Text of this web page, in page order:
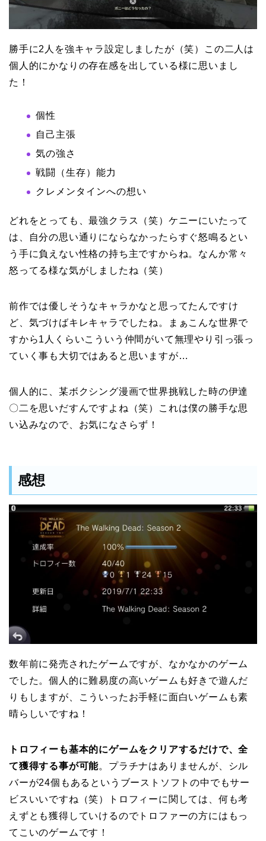
勝手に2人を強キャラ設定しましたが（笑）この二人は
個人的にかなりの存在感を出している様に思いまし
た！
個性
自己主張
気の強さ
戦闘（生存）能力
クレメンタインへの想い
どれをとっても、最強クラス（笑）ケニーにいたって
は、自分の思い通りにならなかったらすぐ怒鳴るとい
う手に負えない性格の持ち主ですからね。なんか常々
怒ってる様な気がしましたね（笑）
前作では優しそうなキャラかなと思ってたんですけ
ど、気づけばキレキャラでしたね。まぁこんな世界で
すから1人くらいこういう仲間がいて無理やり引っ張っ
ていく事も大切ではあると思いますが…
個人的に、某ボクシング漫画で世界挑戦した時の伊達
〇二を思いだすんですよね（笑）これは僕の勝手な思
い込みなので、お気になさらず！
感想
数年前に発売されたゲームですが、なかなかのゲーム
でした。個人的に難易度の高いゲームも好きで遊んだ
りもしますが、こういったお手軽に面白いゲームも素
晴らしいですね！
トロフィーも基本的にゲームをクリアするだけで、全
て獲得する事が可能。プラチナはありませんが、シル
バーが24個もあるというブーストソフトの中でもサー
ビスいいですね（笑）トロフィーに関しては、何も考
えずとも獲得していけるのでトロファーの方にはもっ
てこいのゲームです！